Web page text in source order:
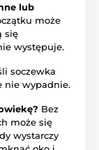
lub
może
się
występuje.
soczewka
nie wypadnie.
Bez
może się
wystarczy